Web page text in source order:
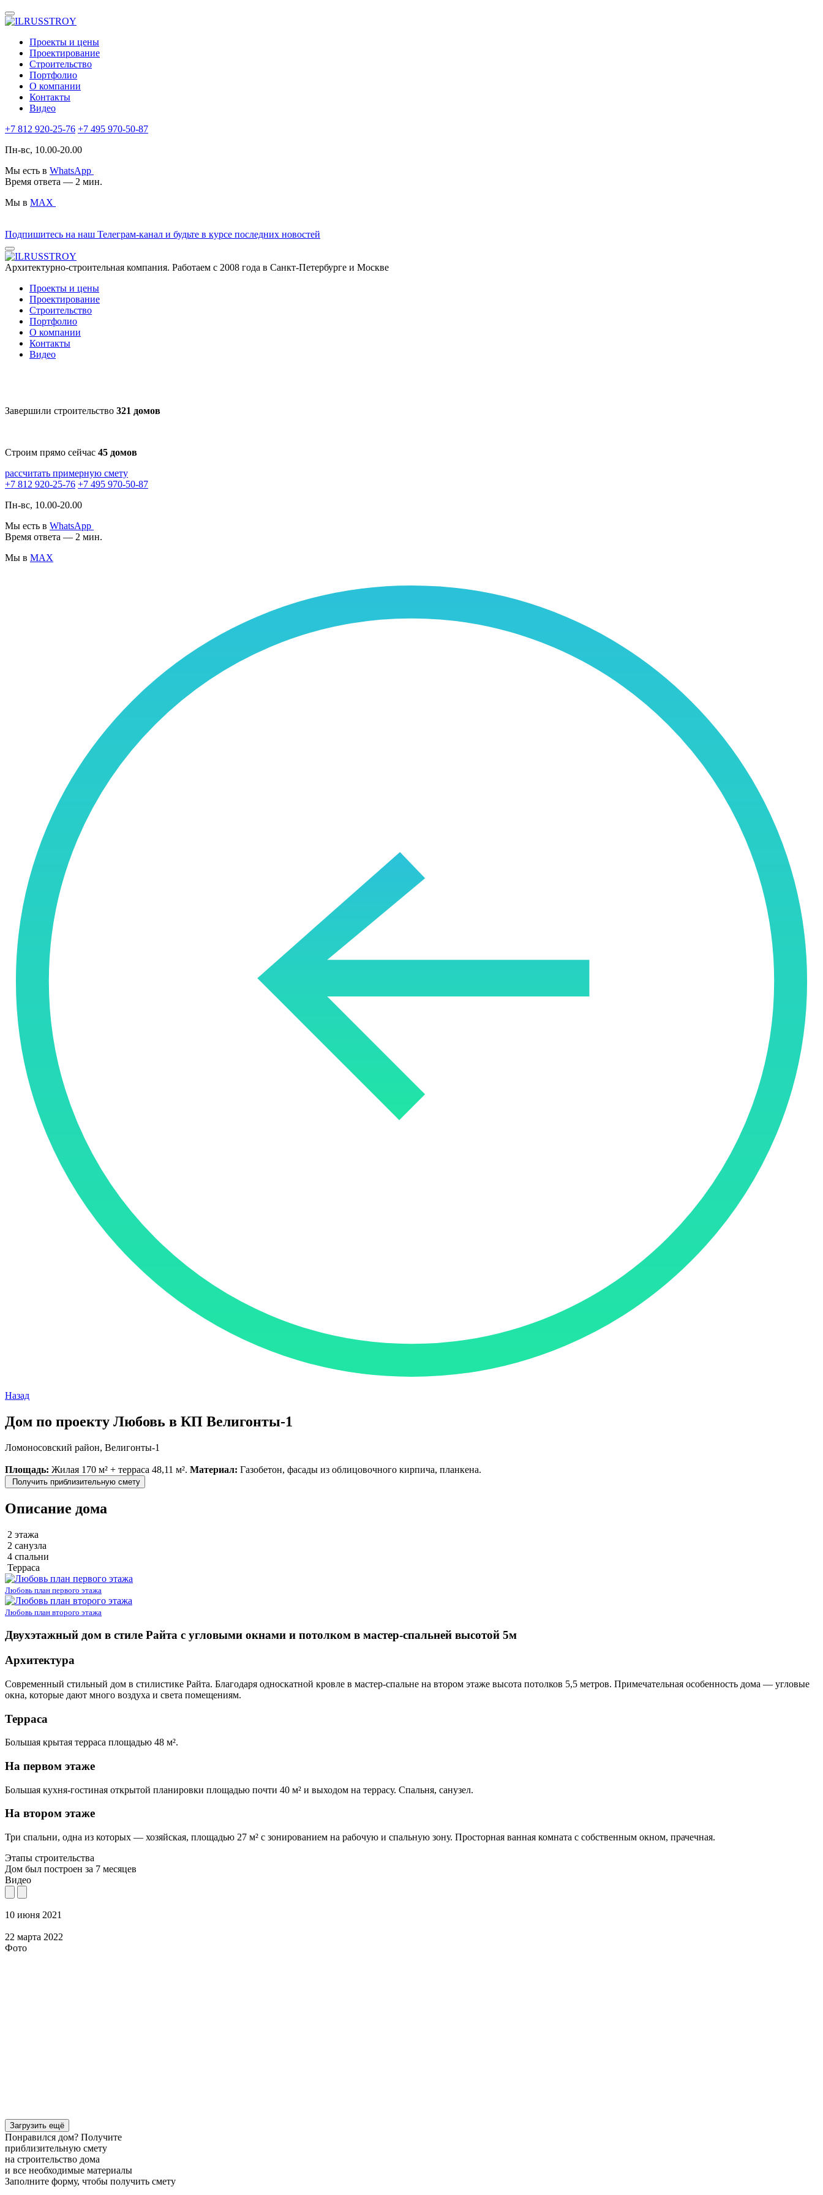
Проекты и цены
Проектирование
Строительство
Портфолио
О компании
Контакты
Видео
+7 812 920-25-76 +7 495 970-50-87
Пн-вс, 10.00-20.00
Мы есть в WhatsApp
Время ответа — 2 мин.
Мы в MAX
Подпишитесь на наш Телеграм-канал и будьте в курсе последних новостей
Архитектурно-строительная компания. Работаем с 2008 года в Санкт-Петербурге и Москве
Проекты и цены
Проектирование
Строительство
Портфолио
О компании
Контакты
Видео
Завершили строительство 321 домов
Строим прямо сейчас 45 домов
рассчитать примерную смету
+7 812 920-25-76 +7 495 970-50-87
Пн-вс, 10.00-20.00
Мы есть в WhatsApp
Время ответа — 2 мин.
Мы в MAX
Назад
Дом по проекту Любовь в КП Велигонты-1
Ломоносовский район, Велигонты-1
Площадь: Жилая 170 м² + терраса 48,11 м². Материал: Газобетон, фасады из облицовочного кирпича, планкена.
Получить приблизительную смету
Описание дома
2 этажа
2 санузла
4 спальни
Терраса
Любовь план первого этажа
Любовь план второго этажа
Двухэтажный дом в стиле Райта с угловыми окнами и потолком в мастер-спальней высотой 5м
Архитектура
Современный стильный дом в стилистике Райта. Благодаря односкатной кровле в мастер-спальне на втором этаже высота потолков 5,5 метров. Примечательная особенность дома — угловые
окна, которые дают много воздуха и света помещениям.
Терраса
Большая крытая терраса площадью 48 м².
На первом этаже
Большая кухня-гостиная открытой планировки площадью почти 40 м² и выходом на террасу. Спальня, санузел.
На втором этаже
Три спальни, одна из которых — хозяйская, площадью 27 м² с зонированием на рабочую и спальную зону. Просторная ванная комната с собственным окном, прачечная.
Этапы строительства
Дом был построен за 7 месяцев
Видео
10 июня 2021
22 марта 2022
Фото
Загрузить ещё
Понравился дом? Получите
приблизительную смету
на строительство дома
и все необходимые материалы
Заполните форму, чтобы получить смету